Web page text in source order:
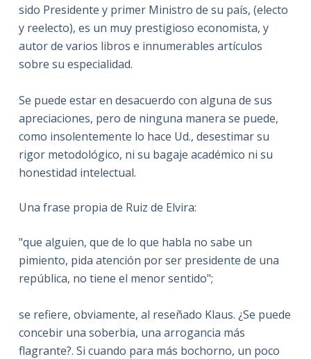
sido Presidente y primer Ministro de su país, (electo
y reelecto), es un muy prestigioso economista, y
autor de varios libros e innumerables artículos
sobre su especialidad.
Se puede estar en desacuerdo con alguna de sus
apreciaciones, pero de ninguna manera se puede,
como insolentemente lo hace Ud., desestimar su
rigor metodológico, ni su bagaje académico ni su
honestidad intelectual.
Una frase propia de Ruiz de Elvira:
"que alguien, que de lo que habla no sabe un
pimiento, pida atención por ser presidente de una
república, no tiene el menor sentido";
se refiere, obviamente, al reseñado Klaus. ¿Se puede
concebir una soberbia, una arrogancia más
flagrante?. Si cuando para más bochorno, un poco